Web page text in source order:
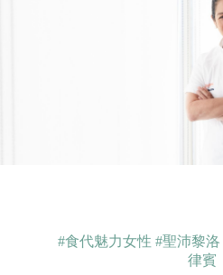
#食代魅力女性 #聖沛黎洛
律賓